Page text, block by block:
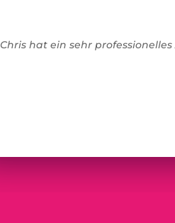
Chris hat ein sehr